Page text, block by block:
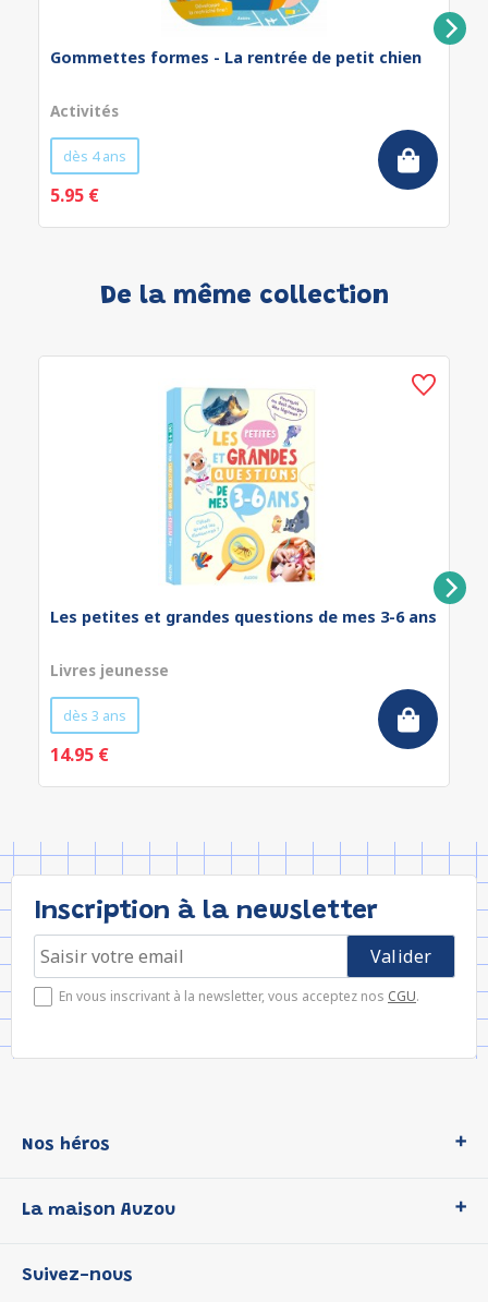
Gommettes formes - La rentrée de petit chien
Activités
dès 4 ans
5.95 €
De la même collection
Les petites et grandes questions de mes 3-6 ans
Livres jeunesse
dès 3 ans
14.95 €
Inscription à la newsletter
En vous inscrivant à la newsletter, vous acceptez nos CGU.
Nos héros
P'tit Loup
Les Influenceuses
La maison Auzou
Notre histoire
Suivez-nous